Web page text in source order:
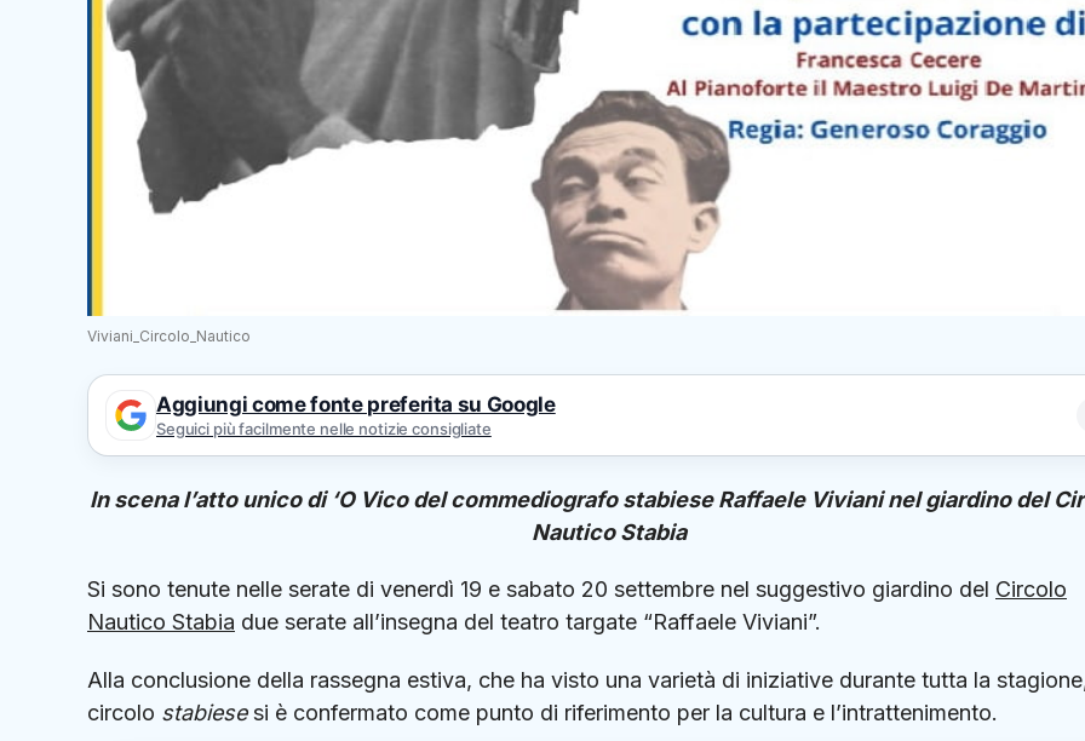
Viviani_Circolo_Nautico
Aggiungi come fonte preferita su Google
Seguici più facilmente nelle notizie consigliate
In scena l’atto unico di ‘O Vico del commediografo stabieseRaffaele Viviani nel giardino del
Nautico Stabia
Si sono tenute nelle serate di venerdì 19 e sabato 20 settembre nel suggestivo giardino del Circolo
Nautico Stabia due serate all’insegna del teatro targate “Raffaele Viviani”.
Alla conclusione della rassegna estiva, che ha visto una varietà di iniziative durante tutta la
circolo stabiesesi è confermato come punto di riferimento per la cultura e l’intrattenimento.